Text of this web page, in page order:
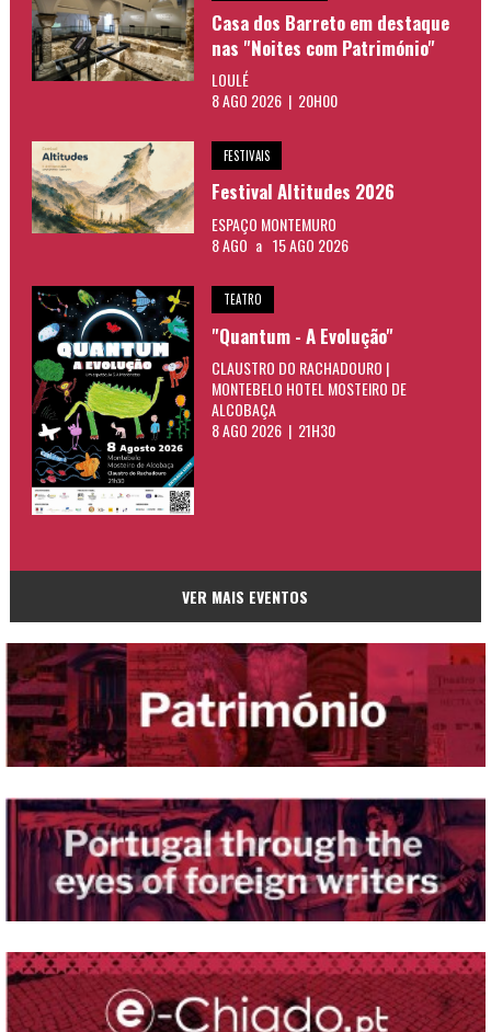
Casa dos Barreto em destaque
nas "Noites com Património"
LOULÉ
8 AGO 2026 | 20H00
FESTIVAIS
Festival Altitudes 2026
ESPAÇO MONTEMURO
8 AGO a 15 AGO 2026
TEATRO
"Quantum - A Evolução"
CLAUSTRO DO RACHADOURO |
MONTEBELO HOTEL MOSTEIRO DE
ALCOBAÇA
8 AGO 2026 | 21H30
VER MAIS EVENTOS